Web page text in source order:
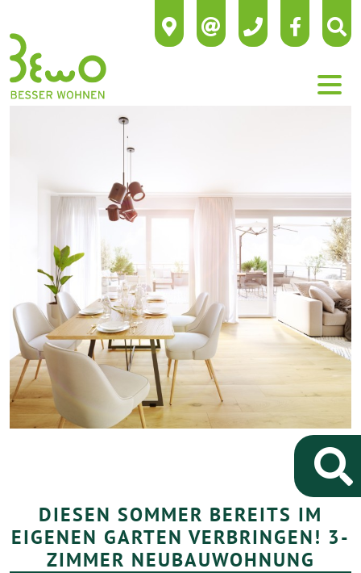
Previous Next
DIESEN SOMMER BEREITS IM
EIGENEN GARTEN VERBRINGEN! 3-
ZIMMER NEUBAUWOHNUNG